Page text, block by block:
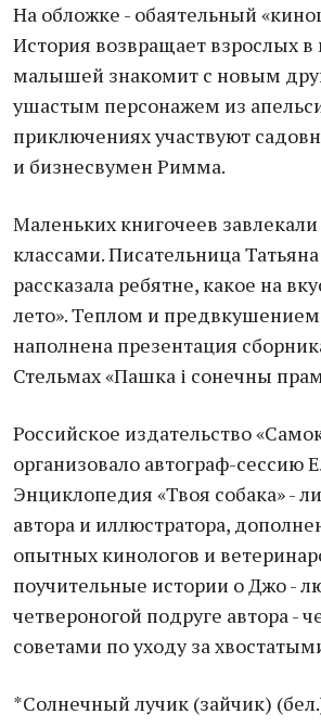
На обложке - обаятельный
История возвращает взрослых в
малышей знакомит с новым
ушастым персонажем из
приключениях участвуют
и бизнесвумен Римма.
Маленьких книгочеев
классами. Писательница
рассказала ребятне, какое на
лето». Теплом и
наполнена презентация
Стельмах «Пашка і сонечны
Российское издательство
организовало автограф-сессию
Энциклопедия «Твоя собака» -
автора и иллюстратора,
опытных кинологов и
поучительные истории о Джо -
четвероногой подруге автора -
советами по уходу за
*Солнечный лучик (зайчик)